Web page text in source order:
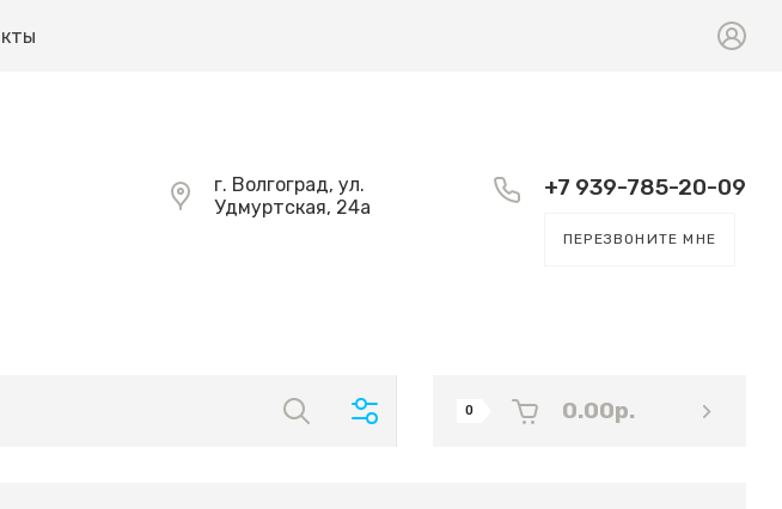
г. Волгоград, ул.
Удмуртская, 24а
+7 939-785-20-09
ПЕРЕЗВОНИТЕ МНЕ
0 0.00р.